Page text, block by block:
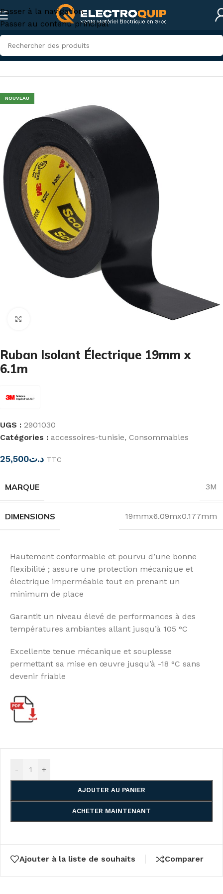
Passer à la navigation
Passer au contenu principal
Accueil/Accessoires et outillage/accessoires-tunisie
NOUVEAU
Ruban Isolant Électrique 19mm x
6.1m
UGS : 2901030
Catégories : accessoires-tunisie, Consommables
د.ت25,500 TTC
MARQUE 3M
DIMENSIONS 19mmx6.09mx0.177mm
Hautement conformable et pourvu d’une bonne
flexibilité ; assure une protection mécanique et
électrique imperméable tout en prenant un
minimum de place
Garantit un niveau élevé de performances à des
températures ambiantes allant jusqu’à 105 °C
Excellente tenue mécanique et souplesse
permettant sa mise en œuvre jusqu’à -18 °C sans
devenir friable
- +
AJOUTER AU PANIER
ACHETER MAINTENANT
Ajouter à la liste de souhaits Comparer